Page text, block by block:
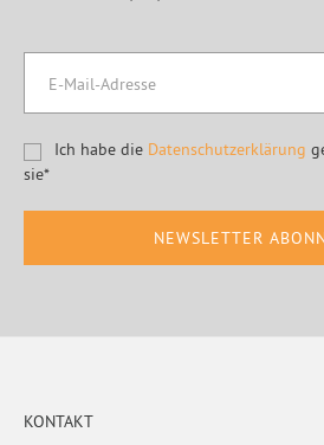
Ich habe die Datenschutzerklärung
sie*
KONTAKT